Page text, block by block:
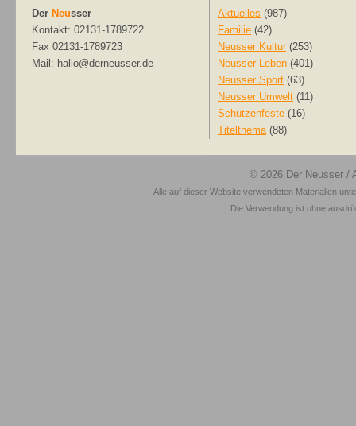
Der Neusser
Kontakt: 02131-1789722
Fax 02131-1789723
Mail: hallo@derneusser.de
Aktuelles (987)
Familie (42)
Neusser Kultur (253)
Neusser Leben (401)
Neusser Sport (63)
Neusser Umwelt (11)
Schützenfeste (16)
Titelthema(88)
© 2026 Der Neusser /
Alle auf dieser Website verwendeten Materialien
Die Verwendung ist ohne